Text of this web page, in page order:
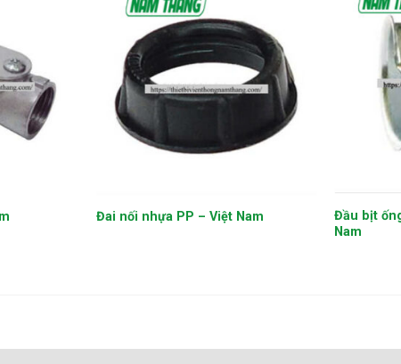
Đai nối nhựa PP – Việt Nam
Đầu bịt
Nam